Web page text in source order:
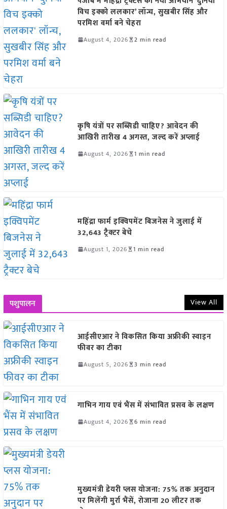
विच इक्को ललकार’ लॉन्च, सुखबीर सिंह और
परमिश वर्मा बने चेहरा
August 4, 2026 2 min read
कृषि यंत्रों पर सब्सिडी चाहिए? आवेदन की
आखिरी तारीख 4 अगस्त, जल्द करें अप्लाई
August 4, 2026 1 min read
महिंद्रा फार्म इक्विपमेंट बिजनेस ने जुलाई में
32,643 ट्रैक्टर बेचे
August 1, 2026 1 min read
पशुपालन View All
आईसीएआर ने विकसित किया अफ्रीकी स्वाइन
फीवर का टीका
August 5, 2026 3 min read
गाभिन गाय एवं भैंस में संभावित प्रसव के लक्षण
August 4, 2026 6 min read
मुख्यमंत्री डेयरी प्लस योजना: 75% तक अनुदान
पर मिलेंगी मुर्रा भैंसें, रोजाना 20 लीटर तक